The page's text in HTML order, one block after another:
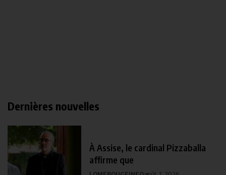
Dernières nouvelles
À Assise, le cardinal Pizzaballa
affirme que